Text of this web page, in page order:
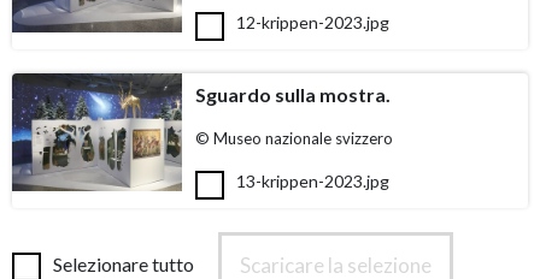
12-krippen-2023.jpg
Sguardo sulla mostra.
© Museo nazionale svizzero
13-krippen-2023.jpg
Selezionare tutto Scaricare la selezione